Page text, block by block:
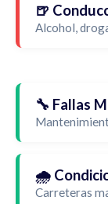
🍺
Alcohol,
🔧 Fallas
🌧️
Carreteras